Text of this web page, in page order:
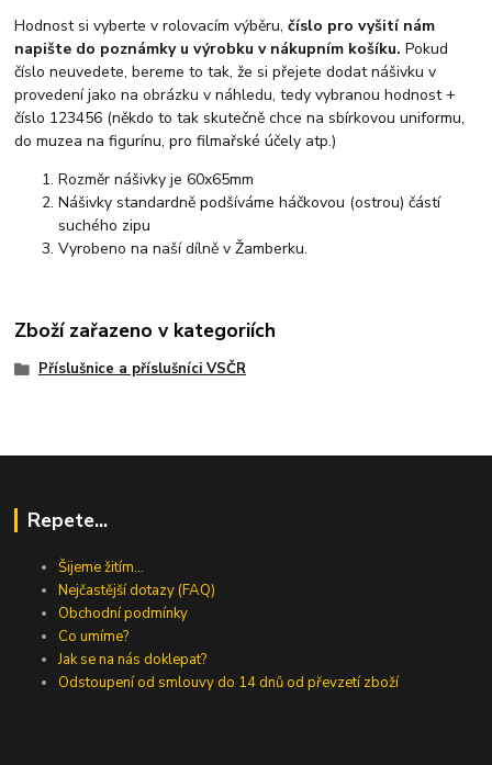
Hodnost si vyberte v rolovacím výběru,číslo pro vyšití nám
napište do poznámky u výrobku v nákupním košíku.Pokud
číslo neuvedete, bereme to tak, že si přejete dodat nášivku v
provedení jako na obrázku v náhledu, tedy vybranou hodnost +
číslo 123456 (někdo to tak skutečně chce na sbírkovou uniformu,
do muzea na figurínu, pro filmařské účely atp.)
Rozměr nášivky je 60x65mm
Nášivky standardně podšíváme háčkovou (ostrou) částí
suchého zipu
Vyrobeno na naší dílně v Žamberku.
Zboží zařazeno v kategoriích
Příslušnice a příslušníci VSČR
Repete...
Šijeme žitím...
Nejčastější dotazy (FAQ)
Obchodní podmínky
Co umíme?
Jak se na nás doklepat?
Odstoupení od smlouvy do 14 dnů od převzetí zboží